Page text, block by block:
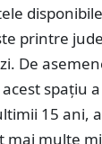
printre
De
spațiu
15 ani,
mai multe